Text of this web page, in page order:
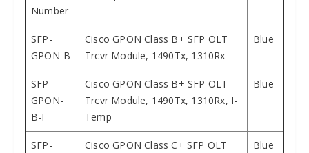
Number
SFP-
GPON-B
Cisco GPON Class B+ SFP OLT
Trcvr Module, 1490Tx, 1310Rx
Blue
SFP-
GPON-
B-I
Cisco GPON Class B+ SFP OLT
Trcvr Module, 1490Tx, 1310Rx, I-
Temp
Blue
SFP-
Cisco GPON Class C+ SFP OLT
Blue